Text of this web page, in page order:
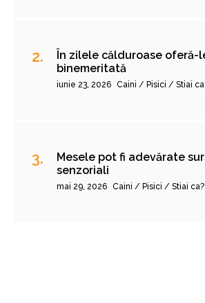
În zilele călduroase oferă-
binemeritată
iunie 23, 2026 Caini / Pisici / Stiai
Mesele pot fi adevărate
senzoriali
mai 29, 2026 Caini / Pisici / Stiai ca?